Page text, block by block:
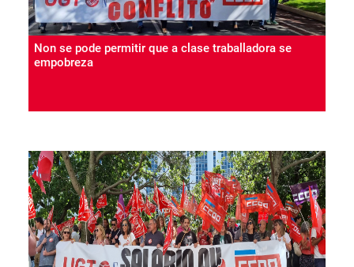
Non se pode permitir que a clase traballadora se
empobreza